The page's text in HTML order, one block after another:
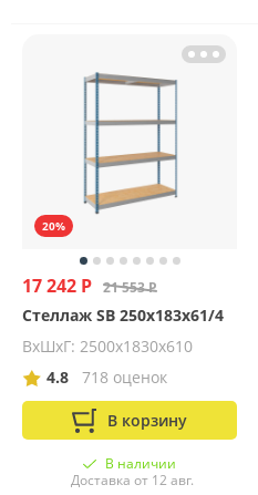
20%
17 242 Р 21 553 Р
Стеллаж SB 250x183x61/4
ВхШхГ: 2500х1830х610
4.8
718 оценок
В корзину
В наличии
Доставка от 12 авг.